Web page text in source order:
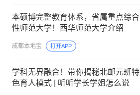
本硕博完整教育体系，省属重点综合
性师范大学！西华师范大学介绍
成都本地宝 打开APP
学科无界融合！带你揭秘北邮元班特
色育人模式 | 听听学长学姐怎么说